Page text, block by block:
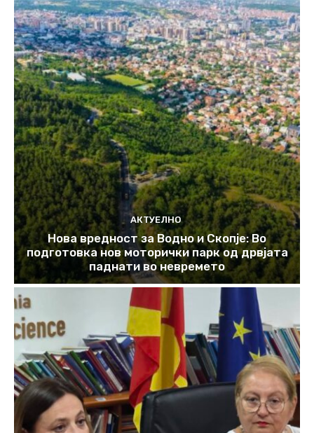
АКТУЕЛНО
Нова вредност за Водно и Скопје: Во
подготовка нов моторички парк од дрвјата
паднати во невремето